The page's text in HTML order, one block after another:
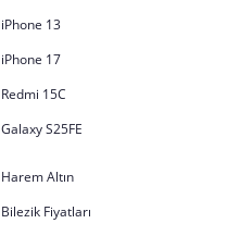
iPhone 13
iPhone 17
Redmi 15C
Galaxy S25FE
Harem Altın
Bilezik Fiyatları